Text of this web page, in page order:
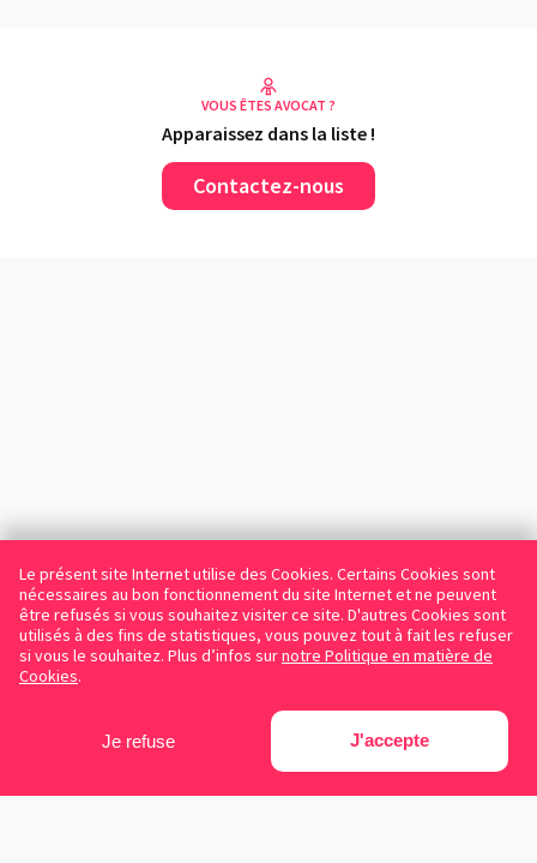
Le présent site Internet utilise des Cookies. Certains Cookies sont
nécessaires au bon fonctionnement du site Internet et ne peuvent
être refusés si vous souhaitez visiter ce site. D'autres Cookies sont
utilisés à des fins de statistiques, vous pouvez tout à fait les refuser
si vous le souhaitez. Plus d’infos surnotre Politique en matière de
Cookies.
Je refuse J'accepte
VOUS ÊTES AVOCAT ?
Apparaissez dans la liste !
Contactez-nous